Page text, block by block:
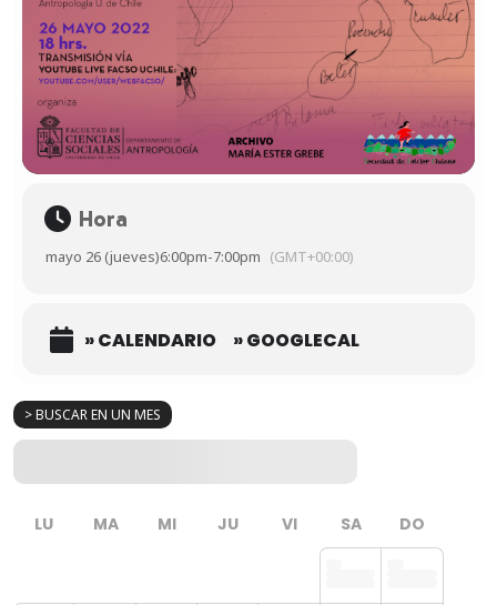
> BUSCAR EN UN MES
LU MA MI JU VI SA DO
Hora
mayo 26 (jueves)6:00pm-7:00pm (GMT+00:00)
» CALENDARIO » GOOGLECAL